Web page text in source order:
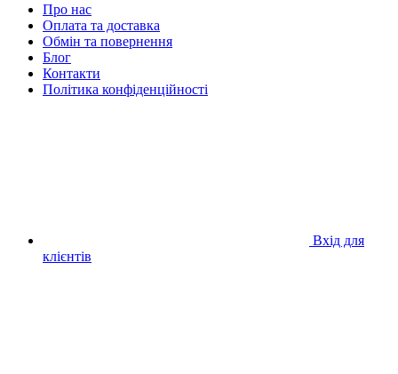
Про нас
Оплата та доставка
Обмін та повернення
Блог
Контакти
Політика конфіденційності
Вхід для
клієнтів